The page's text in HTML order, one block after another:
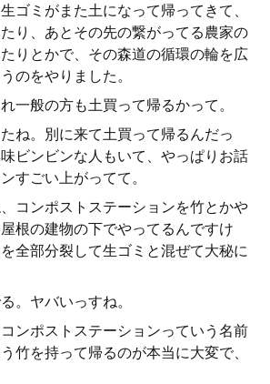
ゴミがまた土になって帰ってきて、
り、あとその先の繋がってる農家の
りとかで、その森道の循環の輪を広
のをやりました。
一般の方も土買って帰るかって。
ね。別に来て土買って帰るんだっ
ビンビンな人もいて、やっぱりお話
すごい上がってて。
コンポストステーションを竹とかや
根の建物の下でやってるんですけ
全部分裂して生ゴミと混ぜて大秘に
。ヤバいっすね。
ンポストステーションっていう名前
竹を持って帰るのが本当に大変で、